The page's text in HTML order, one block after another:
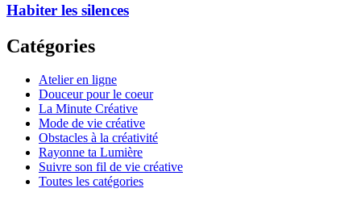
Habiter les silences
Catégories
Atelier en ligne
Douceur pour le coeur
La Minute Créative
Mode de vie créative
Obstacles à la créativité
Rayonne ta Lumière
Suivre son fil de vie créative
Toutes les catégories